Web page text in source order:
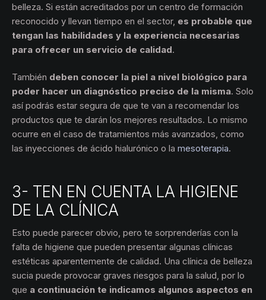
belleza. Si están acreditados por un centro de formación
reconocido y llevan tiempo en el sector, es probable que
tengan las habilidades y la experiencia necesarias
para ofrecer un servicio de calidad.
También deben conocer la piel a nivel biológico para
poder hacer un diagnóstico preciso de la misma. Solo
así podrás estar segura de que te van a recomendar los
productos que te darán los mejores resultados. Lo mismo
ocurre en el caso de tratamientos más avanzados, como
las inyecciones de ácido hialurónico o la mesoterapia.
3- TEN EN CUENTA LA HIGIENE
DE LA CLÍNICA
Esto puede parecer obvio, pero te sorprenderías con la
falta de higiene que pueden presentar algunas clínicas
estéticas aparentemente de calidad. Una clínica de belleza
sucia puede provocar graves riesgos para la salud, por lo
que a continuación te indicamos algunos aspectos en